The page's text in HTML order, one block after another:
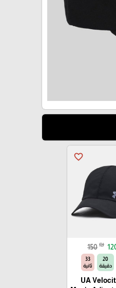
favorite_border
150 ₪
20
دقيقة
32
ثانية
UA